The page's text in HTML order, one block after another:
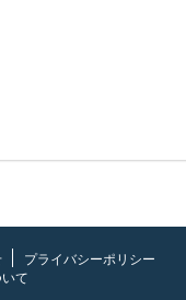
プライバシーポリシー
て